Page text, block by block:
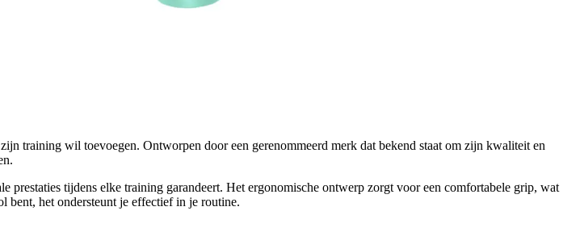
training wil toevoegen. Ontworpen door een gerenommeerd merk dat bekend staat om zijn kwaliteit en
tijdens elke training garandeert. Het ergonomische ontwerp zorgt voor een comfortabele grip, wat
bent, het ondersteunt je effectief in je routine.